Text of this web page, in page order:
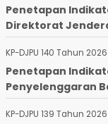
Penetapan
Direktorat
KP-DJPU 140 Tahun 2026
Penetapan
Penyelenggaran
KP-DJPU 139 Tahun 2026